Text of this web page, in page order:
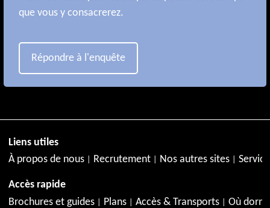
que vous y consacrerez.
Répondre à l'enquête
Liens utiles
À propos de nous
Recrutement Nos autres sites
Accès rapide
Brochures et guides
Plans Accès & Transports Où